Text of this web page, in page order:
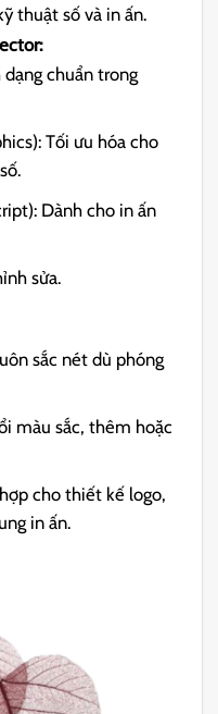
thuật số và in ấn.
chuẩn trong
Tối ưu hóa cho
Dành cho in ấn
sửa.
sắc nét dù phóng
màu sắc, thêm hoặc
cho thiết kế logo,
in ấn.